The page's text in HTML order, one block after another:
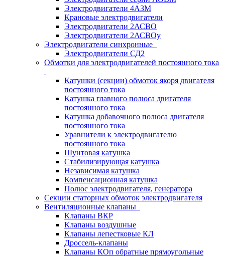
Электродвигатели 4АЗМ
Крановые электродвигатели
Электродвигатели 2АСВО
Электродвигатели 2АСВОу
Электродвигатели синхронные
Электродвигатели СД2
Обмотки для электродвигателей постоянного тока
Катушки (секции) обмоток якоря двигателя
постоянного тока
Катушка главного полюса двигателя
постоянного тока
Катушка добавочного полюса двигателя
постоянного тока
Уравнители к электродвигателю
постоянного тока
Шунтовая катушка
Стабилизирующая катушка
Независимая катушка
Компенсационная катушка
Полюс электродвигателя, генератора
Секции статорных обмоток электродвигателя
Вентиляционные клапаны
Клапаны ВКР
Клапаны воздушные
Клапаны лепестковые КЛ
Дроссель-клапаны
Клапаны КОп обратные прямоугольные